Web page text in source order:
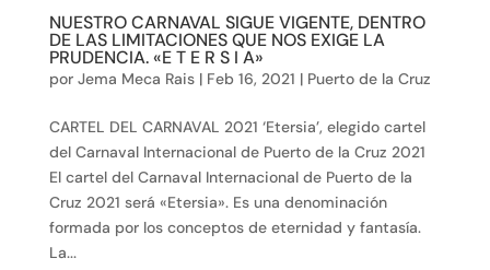
NUESTRO CARNAVAL SIGUE VIGENTE, DENTRO
DE LAS LIMITACIONES QUE NOS EXIGE LA
PRUDENCIA. «E T E R S I A»
por Jema Meca Rais| Feb 16, 2021 | Puerto de la Cruz
CARTEL DEL CARNAVAL 2021 ‘Etersia’, elegido cartel
del Carnaval Internacional de Puerto de la Cruz 2021
El cartel del Carnaval Internacional de Puerto de la
Cruz 2021 será «Etersia». Es una denominación
formada por los conceptos de eternidad y fantasía.
La...